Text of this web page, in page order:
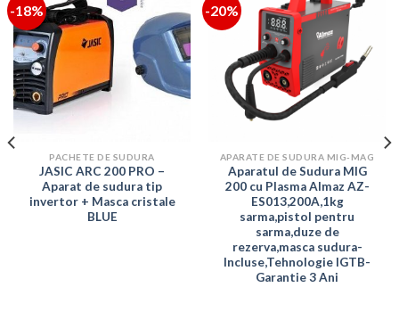
-18%
PACHETE DE SUDURA
JASIC ARC 200 PRO –
Aparat de sudura tip
invertor + Masca cristale
BLUE
-20%
APARATE DE SUDURA MIG-MAG
Aparatul de Sudura MIG
200 cu Plasma Almaz AZ-
ES013,200A,1kg
sarma,pistol pentru
sarma,duze de
rezerva,masca sudura-
Incluse,Tehnologie IGTB-
Garantie 3 Ani